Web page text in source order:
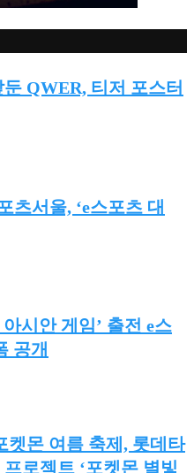
QWER, 티저 포스터
츠서울, ‘e스포츠 대
시안 게임’ 출전 e스
공개
켓몬 여름 축제, 롯데타
로젝트 ‘포켓몬 별빛